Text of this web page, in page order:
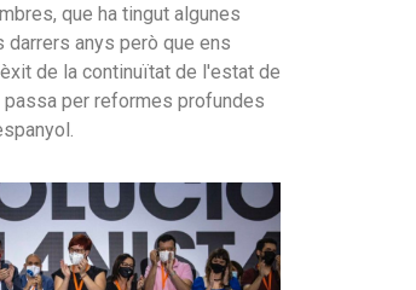
que ha tingut algunes
anys però que ens
de la continuïtat de l'estat de
per reformes profundes